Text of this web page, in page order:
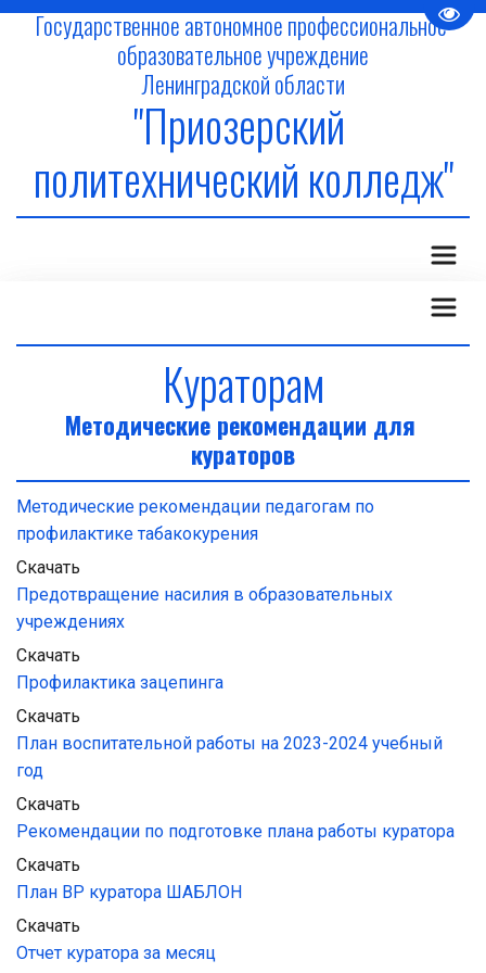
Государственное автономное профессиональное
образовательное учреждение
Ленинградской области
"Приозерский
политехнический колледж"
Кураторам
Методические рекомендации для
кураторов
Методические рекомендации педагогам по
профилактике табакокурения
Скачать
Предотвращение насилия в образовательных
учреждениях
Скачать
Профилактика зацепинга
Скачать
План воспитательной работы на 2023-2024 учебный
год
Скачать
Рекомендации по подготовке плана работы куратора
Скачать
План ВР куратора ШАБЛОН
Скачать
Отчет куратора за месяц